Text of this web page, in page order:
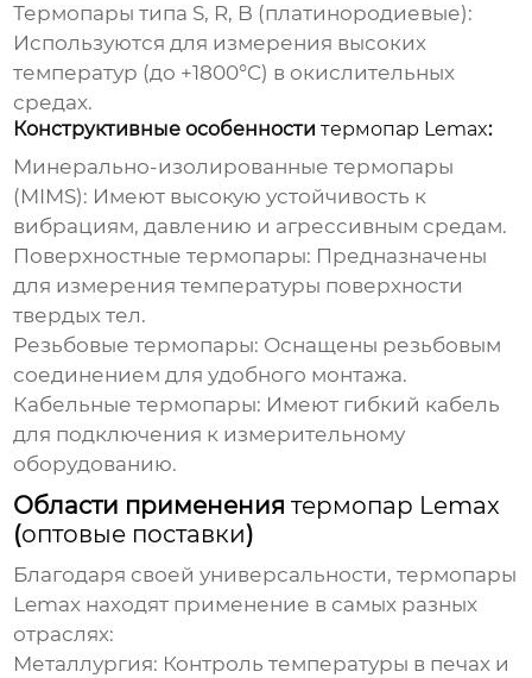
Термопары типа S, R, B (платинородиевые):
Используются для измерения высоких
температур (до +1800°C) в окислительных
средах.
Конструктивные особенноститермопар Lemax:
Минерально-изолированные термопары
(MIMS): Имеют высокую устойчивость к
вибрациям, давлению и агрессивным средам.
Поверхностные термопары: Предназначены
для измерения температуры поверхности
твердых тел.
Резьбовые термопары: Оснащены резьбовым
соединением для удобного монтажа.
Кабельные термопары: Имеют гибкий кабель
для подключения к измерительному
оборудованию.
Области применениятермопар Lemax
(оптовые поставки)
Благодаря своей универсальности,термопары
Lemax находят применение в самых разных
отраслях:
Металлургия: Контроль температуры в печах и